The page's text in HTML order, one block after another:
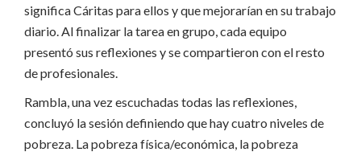
significa Cáritas para ellos y que mejorarían en su trabajo
diario. Al finalizar la tarea en grupo, cada equipo
presentó sus reflexiones y se compartieron con el resto
de profesionales.
Rambla, una vez escuchadas todas las reflexiones,
concluyó la sesión definiendo que hay cuatro niveles de
pobreza. La pobreza física/económica, la pobreza